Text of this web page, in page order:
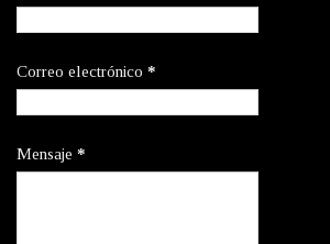
Correo electrónico *
Mensaje *